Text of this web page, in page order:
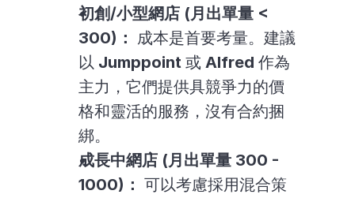
初創/小型網店 (月出單量 <
300)： 成本是首要考量。建議
以 Jumppoint 或 Alfred 作為
主力，它們提供具競爭力的價
格和靈活的服務，沒有合約捆
綁。
成長中網店 (月出單量 300 -
1000)： 可以考慮採用混合策